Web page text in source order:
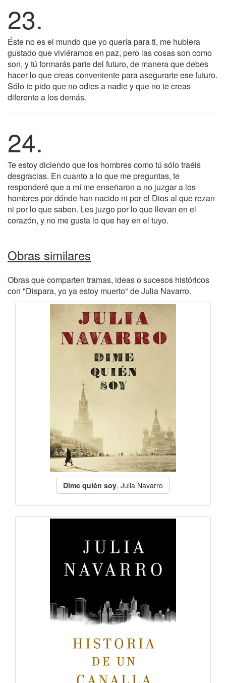
23.
Éste no es el mundo que yo quería para ti, me hubiera
gustado que viviéramos en paz, pero las cosas son como
son, y tú formarás parte del futuro, de manera que debes
hacer lo que creas conveniente para asegurarte ese futuro.
Sólo te pido que no odies a nadie y que no te creas
diferente a los demás.
24.
Te estoy diciendo que los hombres como tú sólo traéis
desgracias. En cuanto a lo que me preguntas, te
responderé que a mí me enseñaron a no juzgar a los
hombres por dónde han nacido ni por el Dios al que rezan
ni por lo que saben. Les juzgo por lo que llevan en el
corazón, y no me gusta lo que hay en el tuyo.
Obras similares
Obras que comparten tramas, ideas o sucesos históricos
con "Dispara, yo ya estoy muerto" de Julia Navarro.
Dime quién soy, Julia Navarro